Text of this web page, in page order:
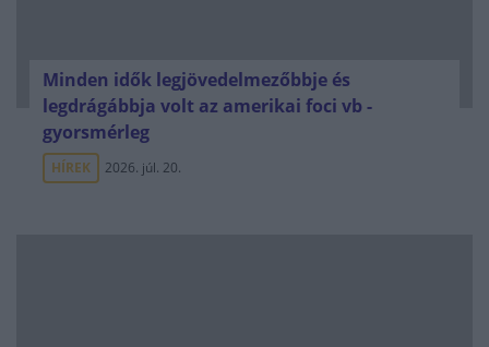
Minden idők legjövedelmezőbbje és
legdrágábbja volt az amerikai foci vb -
gyorsmérleg
HÍREK 2026. júl. 20.